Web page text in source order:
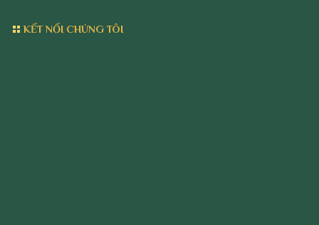
KẾT NỐI CHÚNG TÔI